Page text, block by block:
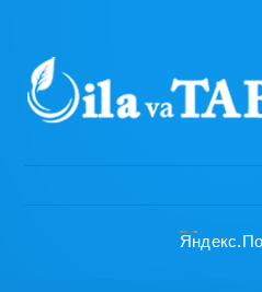
Бош саҳифа